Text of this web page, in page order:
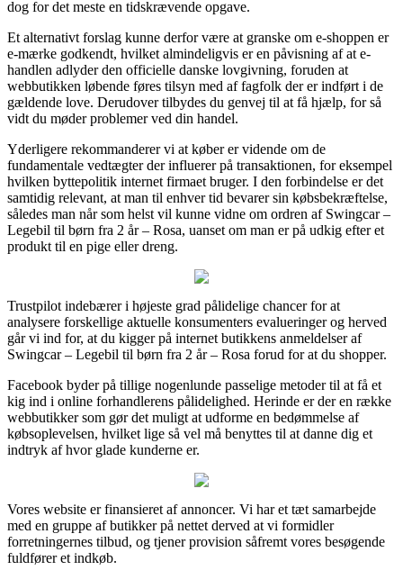
dog for det meste en tidskrævende opgave.
Et alternativt forslag kunne derfor være at granske om e-shoppen er
e-mærke godkendt, hvilket almindeligvis er en påvisning af at e-
handlen adlyder den officielle danske lovgivning, foruden at
webbutikken løbende føres tilsyn med af fagfolk der er indført i de
gældende love. Derudover tilbydes du genvej til at få hjælp, for så
vidt du møder problemer ved din handel.
Yderligere rekommanderer vi at køber er vidende om de
fundamentale vedtægter der influerer på transaktionen, for eksempel
hvilken byttepolitik internet firmaet bruger. I den forbindelse er det
samtidig relevant, at man til enhver tid bevarer sin købsbekræftelse,
således man når som helst vil kunne vidne om ordren af Swingcar –
Legebil til børn fra 2 år – Rosa, uanset om man er på udkig efter et
produkt til en pige eller dreng.
Trustpilot indebærer i højeste grad pålidelige chancer for at
analysere forskellige aktuelle konsumenters evalueringer og herved
går vi ind for, at du kigger på internet butikkens anmeldelser af
Swingcar – Legebil til børn fra 2 år – Rosa forud for at du shopper.
Facebook byder på tillige nogenlunde passelige metoder til at få et
kig ind i online forhandlerens pålidelighed. Herinde er der en række
webbutikker som gør det muligt at udforme en bedømmelse af
købsoplevelsen, hvilket lige så vel må benyttes til at danne dig et
indtryk af hvor glade kunderne er.
Vores website er finansieret af annoncer. Vi har et tæt samarbejde
med en gruppe af butikker på nettet derved at vi formidler
forretningernes tilbud, og tjener provision såfremt vores besøgende
fuldfører et indkøb.